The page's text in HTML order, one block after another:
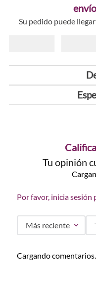
Su pedido puede
Tu opinión
Por favor, inicia
Más reciente
Cargando